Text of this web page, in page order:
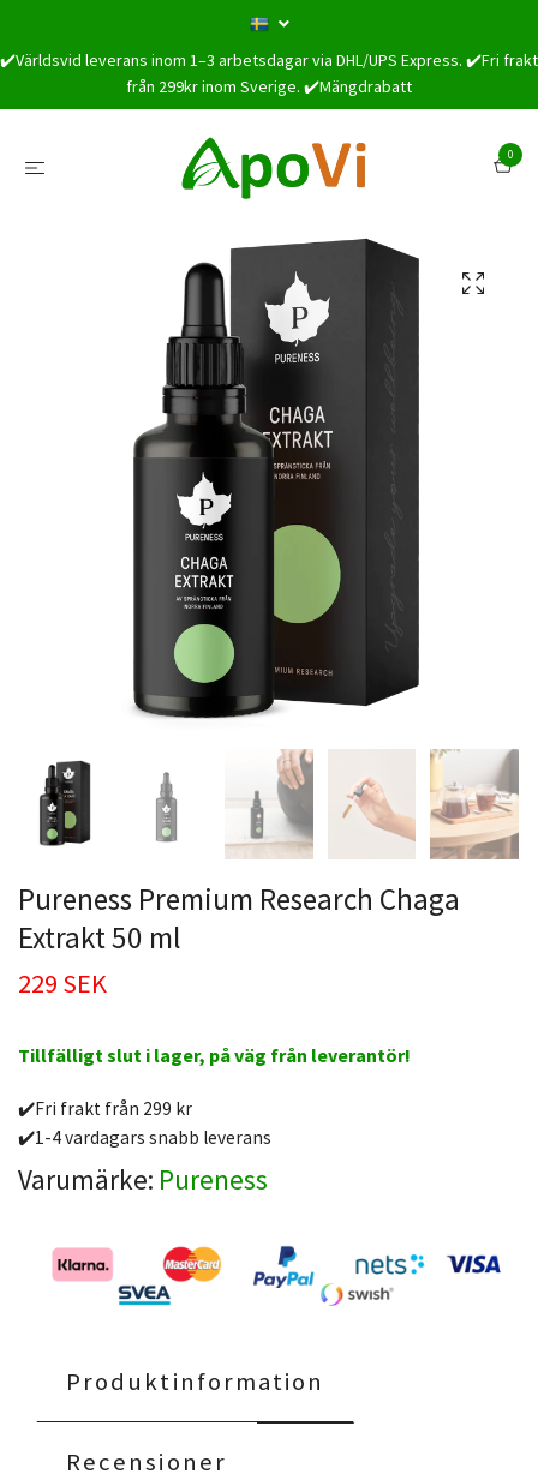
✔️Världsvid leverans inom 1–3 arbetsdagar via DHL/UPS Express. ✔️Fri frakt
från 299kr inom Sverige. ✔️Mängdrabatt
0
Pureness Premium Research Chaga
Extrakt 50 ml
229 SEK
Tillfälligt slut i lager, på väg från leverantör!
✔️Fri frakt från 299 kr
✔️1-4 vardagars snabb leverans
Varumärke: Pureness
Produktinformation
Recensioner